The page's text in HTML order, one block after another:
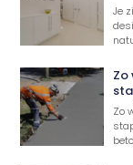
Je
Zo
Zo